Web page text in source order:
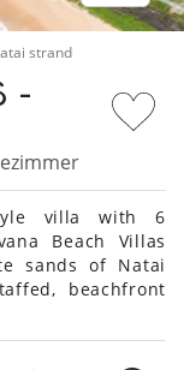
strand
-
villa with 6
Beach Villas
sands of Natai
beachfront